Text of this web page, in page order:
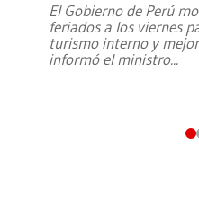
El Gobierno de Perú
feriados a los viernes
turismo interno y
informó el ministro...